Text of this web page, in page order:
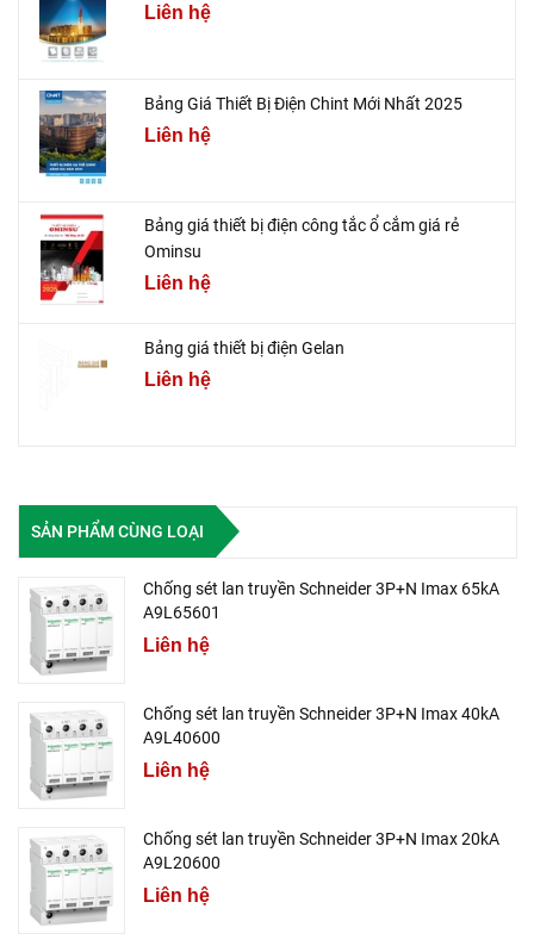
Liên hệ
Bảng Giá Thiết Bị Điện Chint Mới Nhất 2025
Liên hệ
Bảng giá thiết bị điện công tắc ổ cắm giá rẻ
Ominsu
Liên hệ
Bảng giá thiết bị điện Gelan
Liên hệ
SẢN PHẨM CÙNG LOẠI
Chống sét lan truyền Schneider 3P+N Imax 65kA
A9L65601
Liên hệ
Chống sét lan truyền Schneider 3P+N Imax 40kA
A9L40600
Liên hệ
Chống sét lan truyền Schneider 3P+N Imax 20kA
A9L20600
Liên hệ